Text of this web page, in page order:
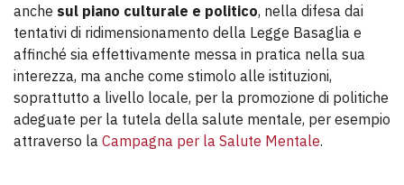
anche sul piano culturale e politico, nella difesa dai
tentativi di ridimensionamento della Legge Basaglia e
affinché sia effettivamente messa in pratica nella sua
interezza, ma anche come stimolo alle istituzioni,
soprattutto a livello locale, per la promozione di politiche
adeguate per la tutela della salute mentale, per esempio
attraverso la Campagna per la Salute Mentale.